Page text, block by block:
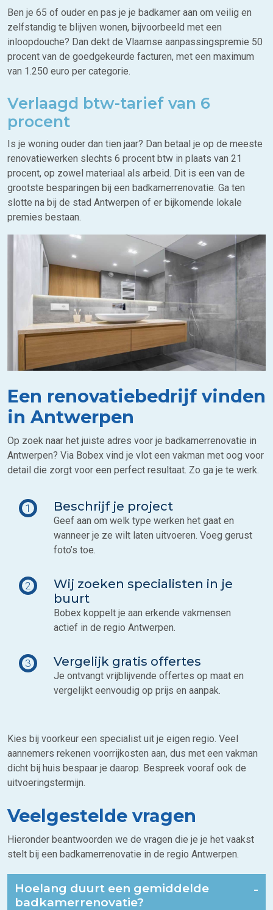
Ben je 65 of ouder en pas je je badkamer aan om veilig en
zelfstandig te blijven wonen, bijvoorbeeld met een
inloopdouche? Dan dekt de Vlaamse aanpassingspremie 50
procent van de goedgekeurde facturen, met een maximum
van 1.250 euro per categorie.
Verlaagd btw-tarief van 6
procent
Is je woning ouder dan tien jaar? Dan betaal je op de meeste
renovatiewerken slechts 6 procent btw in plaats van 21
procent, op zowel materiaal als arbeid. Dit is een van de
grootste besparingen bij een badkamerrenovatie. Ga ten
slotte na bij de stad Antwerpen of er bijkomende lokale
premies bestaan.
Een renovatiebedrijf vinden
in Antwerpen
Op zoek naar het juiste adres voor je badkamerrenovatie in
Antwerpen? Via Bobex vind je vlot een vakman met oog voor
detail die zorgt voor een perfect resultaat. Zo ga je te werk.
1 Beschrijf je project
Geef aan om welk type werken het gaat en
wanneer je ze wilt laten uitvoeren. Voeg gerust
foto’s toe.
2
Wij zoeken specialisten in je
buurt
Bobex koppelt je aan erkende vakmensen
actief in de regio Antwerpen.
3 Vergelijk gratis offertes
Je ontvangt vrijblijvende offertes op maat en
vergelijkt eenvoudig op prijs en aanpak.
Kies bij voorkeur een specialist uit je eigen regio. Veel
aannemers rekenen voorrijkosten aan, dus met een vakman
dicht bij huis bespaar je daarop. Bespreek vooraf ook de
uitvoeringstermijn.
Veelgestelde vragen
Hieronder beantwoorden we de vragen die je je het vaakst
stelt bij een badkamerrenovatie in de regio Antwerpen.
Hoelang duurt een gemiddelde
badkamerrenovatie?
-